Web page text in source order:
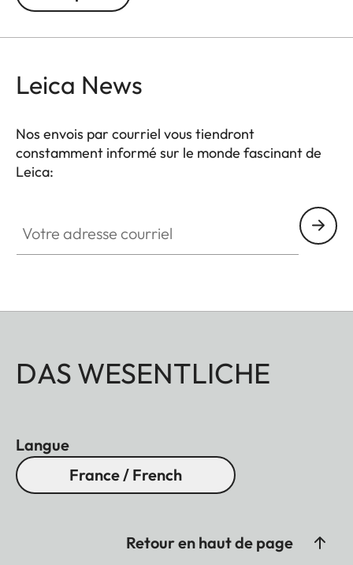
Leica News
Nos envois par courriel vous tiendront
constamment informé sur le monde fascinant de
Leica:
DAS WESENTLICHE
Langue
France / French
Retour en haut de page